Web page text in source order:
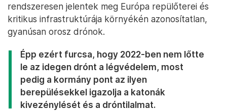
rendszeresen jelentek meg Európa repülőterei és
kritikus infrastruktúrája környékén azonosítatlan,
gyanúsan orosz drónok.
Épp ezért furcsa, hogy 2022-ben nem lőtte
le az idegen drónt a légvédelem, most
pedig a kormány pont az ilyen
berepülésekkel igazolja a katonák
kivezénylését és a dróntilalmat.